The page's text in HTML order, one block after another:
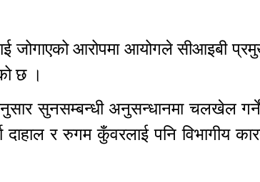
जोगाएको आरोपमा आयोगले सीआइबी
छ ।
सुनसम्बन्धी अनुसन्धानमा चलखेल गर्ने
र रुगम कुँवरलाई पनि विभागीय